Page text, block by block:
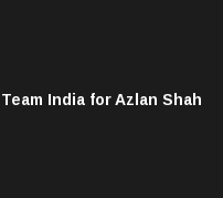
India for Azlan Shah